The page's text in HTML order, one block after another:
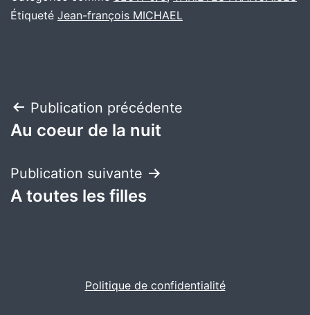
Étiqueté Jean-françois MICHAEL
Navigation
de
l’article
Publication précédente
Au coeur de la nuit
Publication suivante
A toutes les filles
Politique de confidentialité